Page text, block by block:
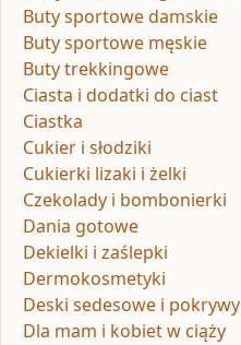
Buty sportowe damskie
Buty sportowe męskie
Buty trekkingowe
Ciasta i dodatki do ciast
Ciastka
Cukier i słodziki
Cukierki lizaki i żelki
Czekolady i bombonierki
Dania gotowe
Dekielki i zaślepki
Dermokosmetyki
Deski sedesowe i pokrywy
Dla mam i kobiet w ciąży